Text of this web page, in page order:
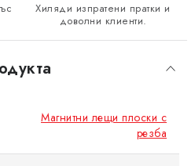
Хиляди изпратени пратки и
доволни клиенти.
Магнитни лещи плоски с
резба